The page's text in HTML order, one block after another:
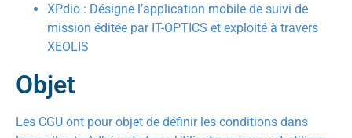
XPdio : Désigne l’application mobile de suivi de
mission éditée par IT-OPTICS et exploité à travers
XEOLIS
Objet
Les CGU ont pour objet de définir les conditions dans